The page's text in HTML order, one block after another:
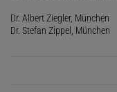
Dr. Albert Ziegler, München
Dr. Stefan Zippel, München